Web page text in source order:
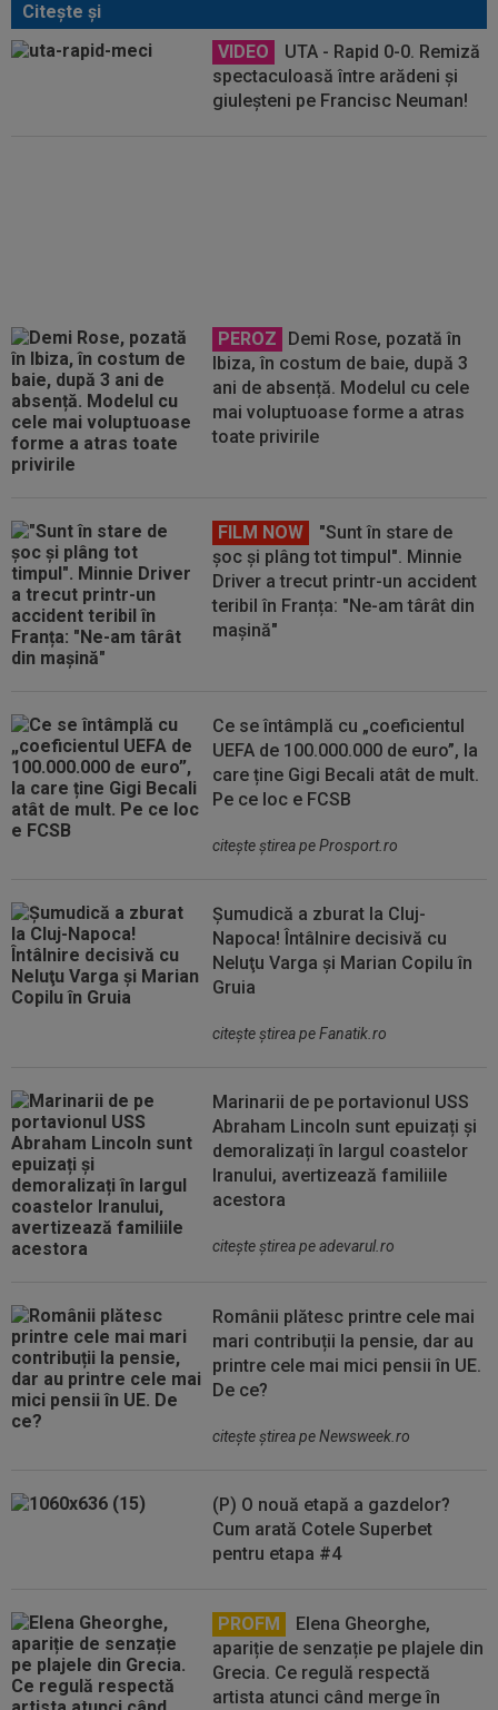
Citeşte şi
VIDEO
UTA - Rapid 0-0. Remiză
spectaculoasă între arădeni și
giuleșteni pe Francisc Neuman!
PEROZ
Demi Rose, pozată în
Ibiza, în costum de baie, după 3
ani de absență. Modelul cu cele
mai voluptuoase forme a atras
toate privirile
FILM NOW
"Sunt în stare de
șoc și plâng tot timpul". Minnie
Driver a trecut printr-un accident
teribil în Franța: "Ne-am târât din
mașină"
Ce se întâmplă cu „coeficientul
UEFA de 100.000.000 de euro”, la
care ține Gigi Becali atât de mult.
Pe ce loc e FCSB
citeşte ştirea pe Prosport.ro
Șumudică a zburat la Cluj-
Napoca! Întâlnire decisivă cu
Neluţu Varga şi Marian Copilu în
Gruia
citeşte ştirea pe Fanatik.ro
Marinarii de pe portavionul USS
Abraham Lincoln sunt epuizați și
demoralizați în largul coastelor
Iranului, avertizează familiile
acestora
citeşte ştirea pe adevarul.ro
Românii plătesc printre cele mai
mari contribuții la pensie, dar au
printre cele mai mici pensii în UE.
De ce?
citeşte ştirea pe Newsweek.ro
(P) O nouă etapă a gazdelor?
Cum arată Cotele Superbet
pentru etapa #4
PROFM
Elena Gheorghe,
apariție de senzație pe plajele din
Grecia. Ce regulă respectă
artista atunci când merge în